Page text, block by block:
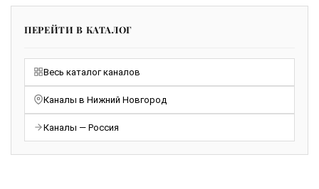
ПЕРЕЙТИ В КАТАЛОГ
Весь каталог каналов
Каналы в Нижний Новгород
Каналы — Россия